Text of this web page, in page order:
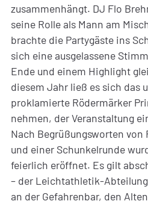
zusammenhängt. DJ Flo
seine Rolle als Mann am
brachte die Partygäste ins
sich eine ausgelassene
Ende und einem Highlight
diesem Jahr ließ es sich das
proklamierte Rödermärker
nehmen, der Veranstaltung
Nach Begrüßungsworten
und einer Schunkelrunde
feierlich eröffnet. Es gilt
– der Leichtathletik-
an der Gefahrenbar, den